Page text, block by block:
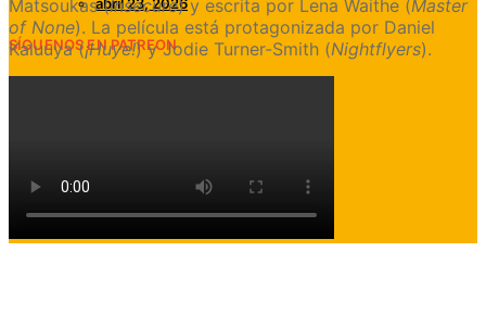
SÍGUENOS EN PATREON
Matsoukas (Insecure) y escrita por Lena Waithe (Master
of None). La película está protagonizada por Daniel
Kaluuya (¡Huye!) y Jodie Turner-Smith (Nightflyers).